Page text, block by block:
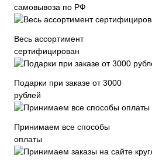
самовывоза по РФ
Весь ассортимент
сертифицирован
Подарки при заказе от 3000
рублей
Принимаем все способы
оплаты